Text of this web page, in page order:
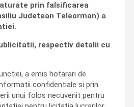
prin falsificarea
Judetean Teleorman) a
respectiv detalii cu
a emis hotarari de
confidentiale si prin
unui folos necuvenit pentru